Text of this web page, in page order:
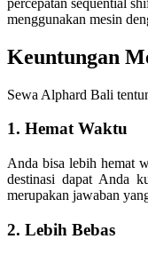
menggunakan mesin
Keuntungan
Sewa Alphard Bali
1. Hemat Waktu
Anda bisa lebih hemat
destinasi dapat Anda
merupakan jawaban
2. Lebih Bebas